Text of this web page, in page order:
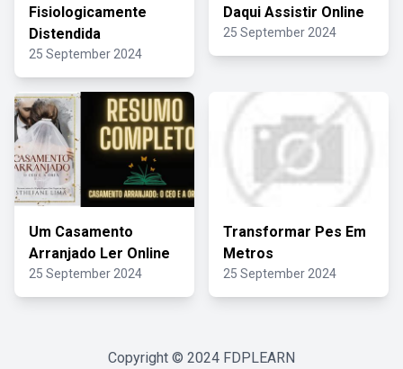
Fisiologicamente
Distendida
25 September 2024
Daqui Assistir Online
25 September 2024
Um Casamento
Arranjado Ler Online
25 September 2024
Transformar Pes Em
Metros
25 September 2024
Copyright © 2024 FDPLEARN